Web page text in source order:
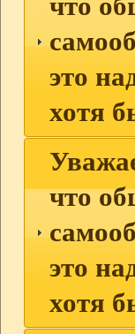
это
хотя
что
это
хотя